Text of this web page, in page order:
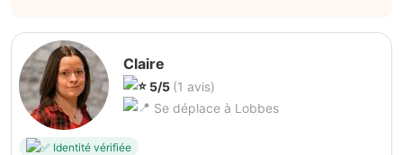
Claire
5/5 (1 avis)
Se déplace à Lobbes
Identité vérifiée